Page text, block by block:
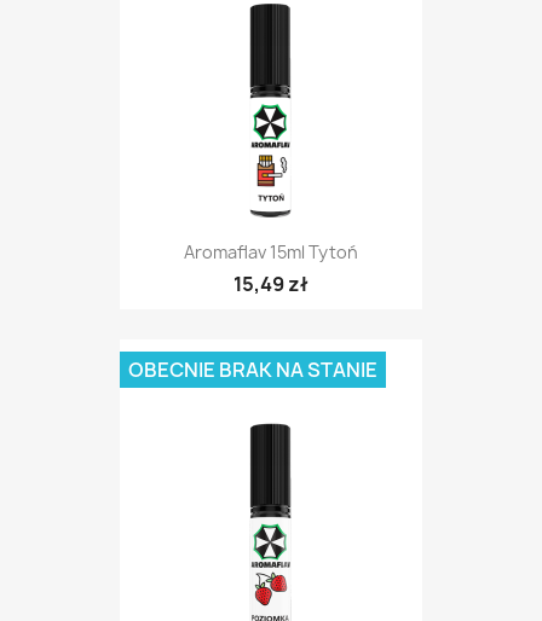
Aromaflav 15ml Tytoń
15,49 zł
OBECNIE BRAK NA STANIE